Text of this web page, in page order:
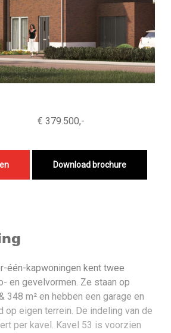
€ 379.500,-
Download brochure
één-kapwoningen kent twee
en gevelvormen. Ze staan op
348 m² en hebben een garage en
op eigen terrein. De indeling van de
per kavel. Kavel 53 is voorzien